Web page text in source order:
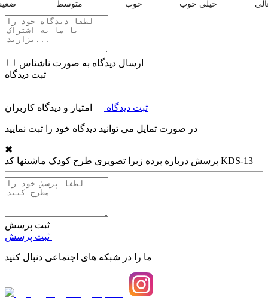
متوسط خوب خیلی خوب
ارسال دیدگاه به صورت ناشناس
ثبت دیدگاه
ثبت دیدگاه امتیاز و دیدگاه کاربران
در صورت تمایل می توانید دیدگاه خود را ثبت نمایید
✖
پرسش درباره پرده زبرا تصویری طرح کودک ماشینها کد KDS-13
ثبت پرسش
ما را در شبکه های اجتماعی دنبال کنید